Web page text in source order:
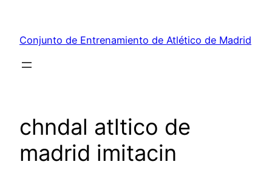
contenido
Conjunto de Entrenamiento de Atlético de Madrid
chndal atltico de
madrid imitacin